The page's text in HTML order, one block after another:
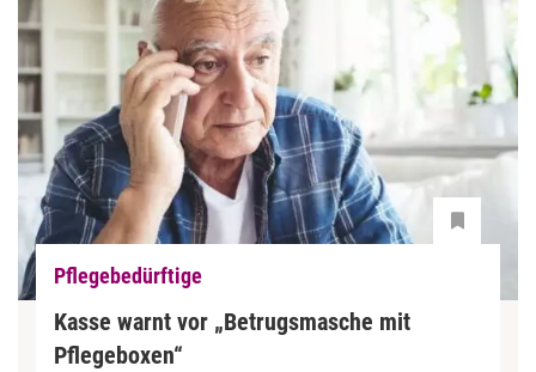
Pflegebedürftige
Kasse warnt vor „Betrugsmasche mit
Pflegeboxen“